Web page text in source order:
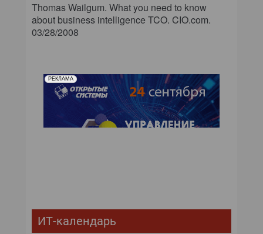
Thomas Wailgum. What you need to know
about business intelligence TCO. CIO.com.
03/28/2008
РЕКЛАМА
ИТ-календарь